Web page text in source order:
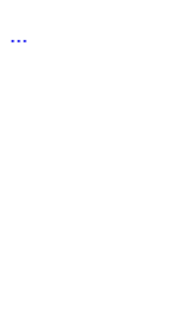
...